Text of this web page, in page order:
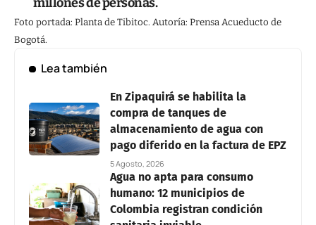
millones de personas.
Foto portada: Planta de Tibitoc. Autoría: Prensa Acueducto de
Bogotá.
Lea también
En Zipaquirá se habilita la
compra de tanques de
almacenamiento de agua con
pago diferido en la factura de EPZ
5 Agosto, 2026
Agua no apta para consumo
humano: 12 municipios de
Colombia registran condición